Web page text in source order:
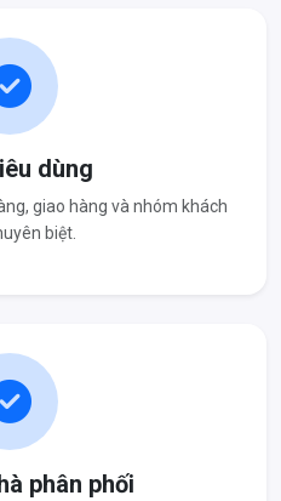
dùng
giao hàng và nhóm khách
biệt.
phân phối